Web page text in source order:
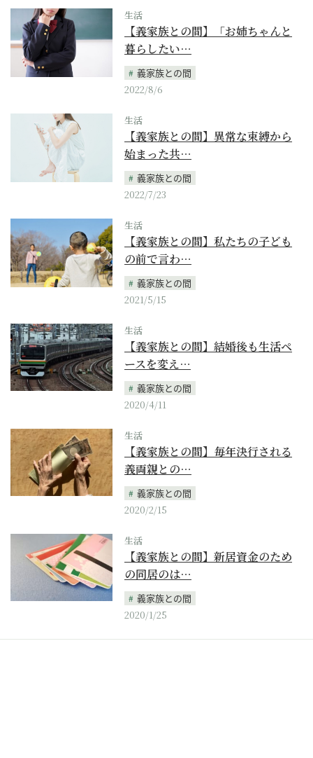
生活
【義家族との間】「お姉ちゃんと
暮らしたい…
義家族との間
2022/8/6
生活
【義家族との間】異常な束縛から
始まった共…
義家族との間
2022/7/23
生活
【義家族との間】私たちの子ども
の前で言わ…
義家族との間
2021/5/15
生活
【義家族との間】結婚後も生活ペ
ースを変え…
義家族との間
2020/4/11
生活
【義家族との間】毎年決行される
義両親との…
義家族との間
2020/2/15
生活
【義家族との間】新居資金のため
の同居のは…
義家族との間
2020/1/25